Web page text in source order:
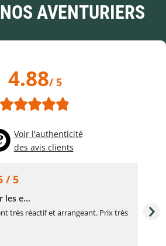
AVENTURIERS
4.88/ 5
Voir l'authenticité
des avis clients
/ 5
les e...
très réactif et arrangeant. Prix très